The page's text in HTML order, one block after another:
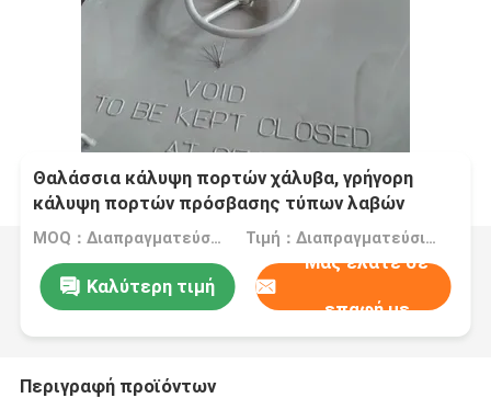
Θαλάσσια κάλυψη πορτών χάλυβα, γρήγορη
κάλυψη πορτών πρόσβασης τύπων λαβών
ροδών δράσης
MOQ：Διαπραγματεύσιμο Τιμή：Διαπραγματεύσιμα
Καλύτερη τιμή
Μας ελάτε σε
επαφή με
Περιγραφή προϊόντων